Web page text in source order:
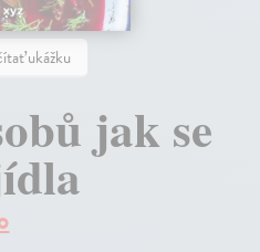
ukážku
jak se